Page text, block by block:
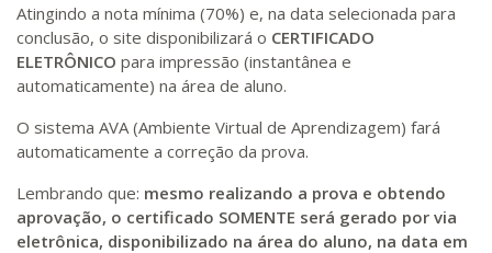
Atingindo a nota mínima (70%) e, na data selecionada para
conclusão, o site disponibilizará o CERTIFICADO
ELETRÔNICO para impressão (instantânea e
automaticamente) na área de aluno.
O sistema AVA (Ambiente Virtual de Aprendizagem) fará
automaticamente a correção da prova.
Lembrando que: mesmo realizando a prova e obtendo
aprovação, o certificado SOMENTE será gerado por via
eletrônica, disponibilizado na área do aluno, na data em